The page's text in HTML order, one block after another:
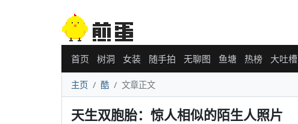
首页 树洞 女装 随手拍 无聊图 鱼塘 热榜 大吐槽
主页 酷 文章正文
天生双胞胎：惊人相似的陌生人照片